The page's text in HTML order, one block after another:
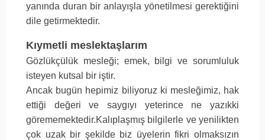
yanında duran bir anlayışla yönetilmesi gerektiğini
dile getirmektedir.
Kıymetli meslektaşlarım
Gözlükçülük mesleği; emek, bilgi ve sorumluluk
isteyen kutsal bir iştir.
Ancak bugün hepimiz biliyoruz ki mesleğimiz, hak
ettiği değeri ve saygıyı yeterince ne yazıkki
görememektedir.Kalıplaşmış bilgilerle ve yenilikten
çok uzak bir şekilde biz üyelerin fikri olmaksızın